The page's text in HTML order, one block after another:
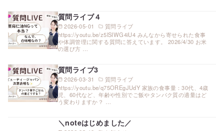
2026-05-01 質問ライブ
質問ライブ４
https://youtu.be/z5lSIWG4iU4 みんなから寄せられた食事
や体調管理に関する質問に答えています。 2026/4/30 お米
の選び方 …
2026-03-31 質問ライブ
質問ライブ3
https://youtu.be/q75OREgJUdY 家族の食事量：30代、4歳
児、60代など、年齢や性別でご飯やタンパク質の適量はど
う変わりますか？ …
＼noteはじめました／